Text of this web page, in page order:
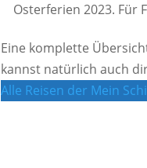
Osterferien 2023. Für
Eine komplette
kannst natürlich auch
Alle Reisen der Mein